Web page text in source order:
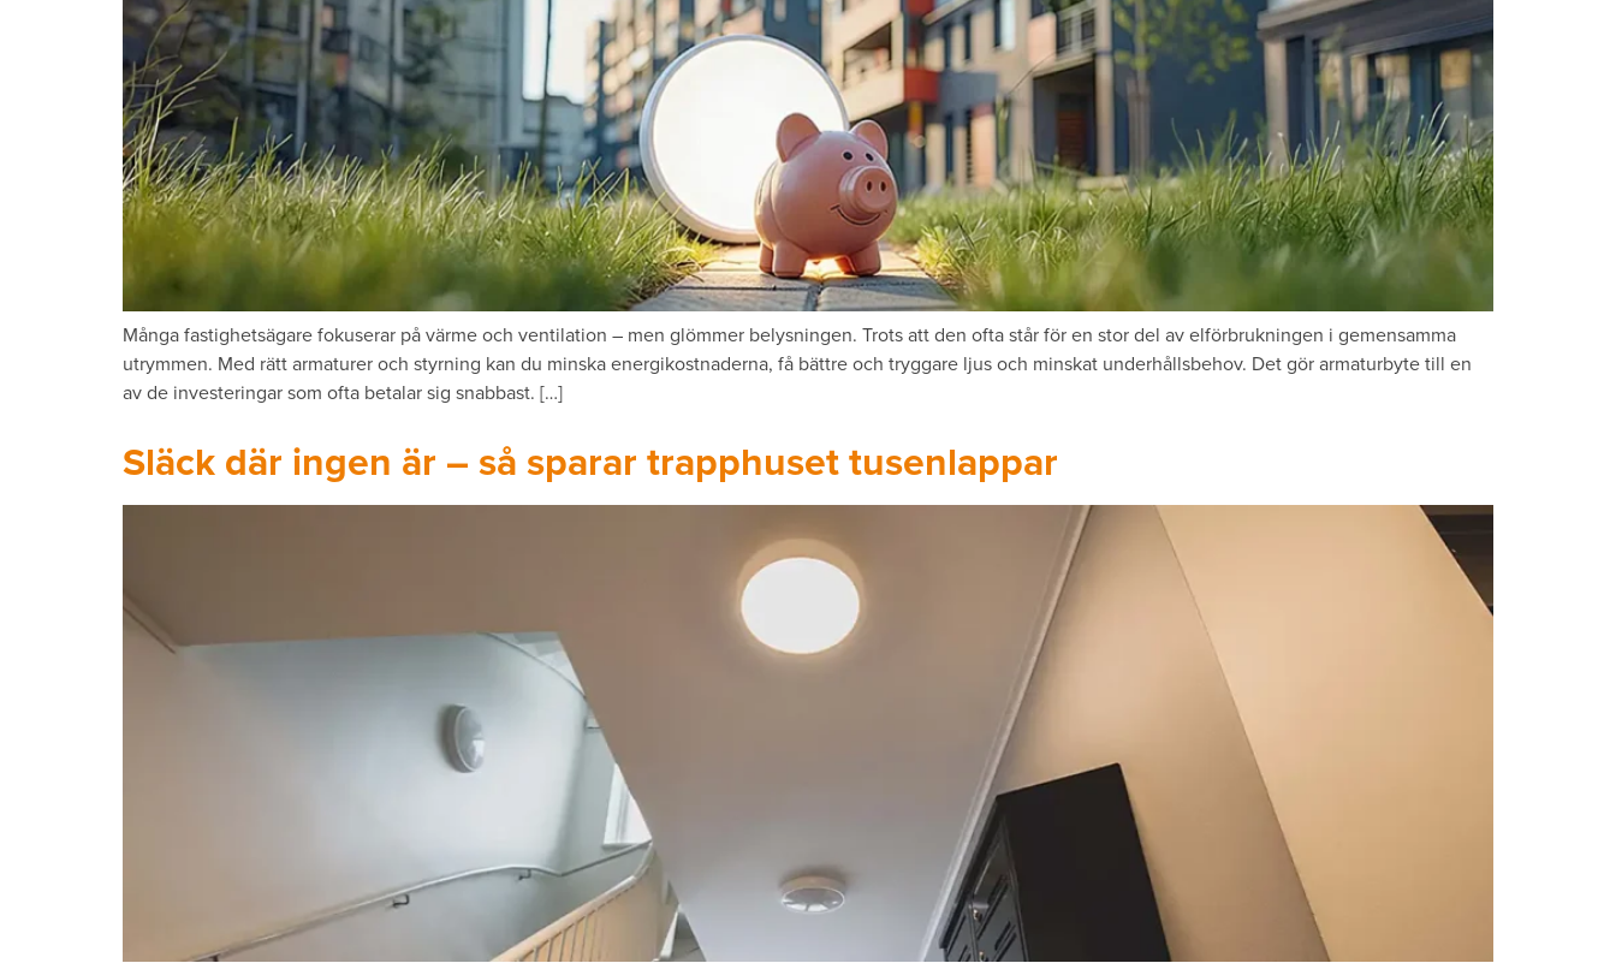
Många fastighetsägare fokuserar på värme och ventilation – men glömmer belysningen. Trots att den ofta står för en stor del av elförbrukningen i gemensamma
utrymmen. Med rätt armaturer och styrning kan du minska energikostnaderna, få bättre och tryggare ljus och minskat underhållsbehov. Det gör armaturbyte till en
av de investeringar som ofta betalar sig snabbast. […]
Släck där ingen är – så sparar trapphuset tusenlappar